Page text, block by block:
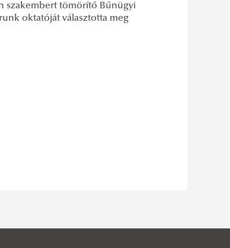
szakembert tömörítő Bűnügyi
oktatóját választotta meg